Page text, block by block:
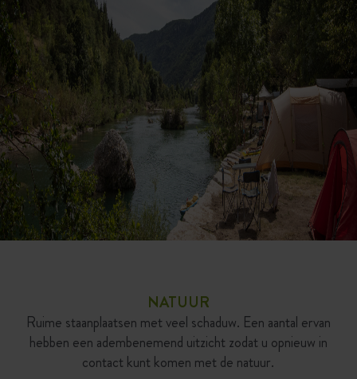
NATUUR
Ruime staanplaatsen met veel schaduw. Een aantal ervan
hebben een adembenemend uitzicht zodat u opnieuw in
contact kunt komen met de natuur.